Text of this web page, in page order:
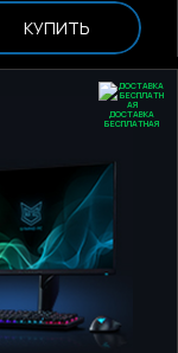
КУПИТЬ
ДОСТАВКА
БЕСПЛАТНАЯ